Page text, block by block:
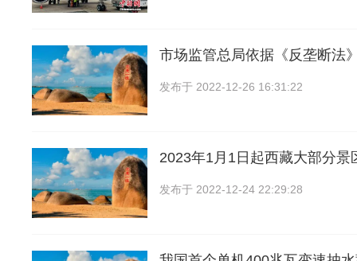
市场监管总局依据《反垄断法
发布于 2022-12-26 16:31:22
2023年1月1日起西藏大部分景
发布于 2022-12-24 22:29:28